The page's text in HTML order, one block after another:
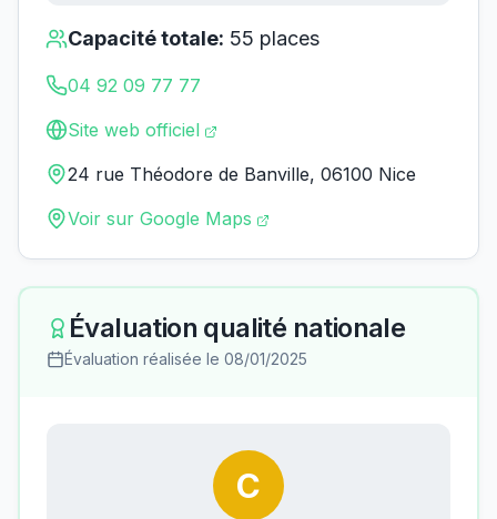
Capacité totale: 55 places
04 92 09 77 77
Site web officiel
24 rue Théodore de Banville, 06100 Nice
Voir sur Google Maps
Évaluation qualité nationale
Évaluation réalisée le 08/01/2025
C